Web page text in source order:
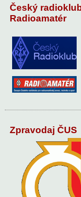
Český
Radioamatér
Zpravodaj ČUS